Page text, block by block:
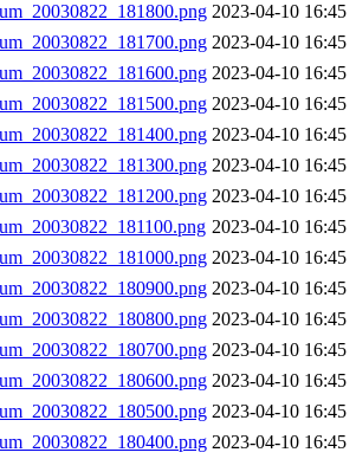
2023-04-10 16:45
2023-04-10 16:45
2023-04-10 16:45
2023-04-10 16:45
2023-04-10 16:45
2023-04-10 16:45
2023-04-10 16:45
2023-04-10 16:45
2023-04-10 16:45
2023-04-10 16:45
2023-04-10 16:45
2023-04-10 16:45
2023-04-10 16:45
2023-04-10 16:45
2023-04-10 16:45